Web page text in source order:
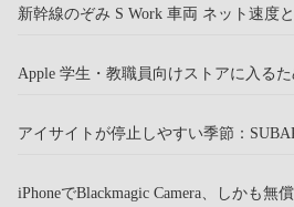
新幹線のぞみ S Work 車両 ネット速度
Apple 学生・教職員向けストアに入る
アイサイトが停止しやすい季節：
iPhoneでBlackmagic Camera、しかも無償